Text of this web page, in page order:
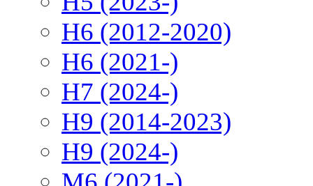
H6 (2012-2020)
H6 (2021-)
H7 (2024-)
H9 (2014-2023)
H9 (2024-)